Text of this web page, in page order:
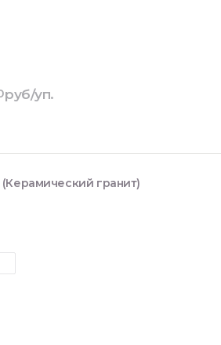
руб/уп.
(Керамический гранит)